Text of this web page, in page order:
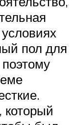
пол для
который